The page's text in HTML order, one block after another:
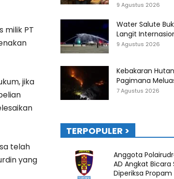
milik PT
jika
telah
yang
9 Agustus 2026
Water Salute
Langit
9 Agustus 2026
Kebakaran
Pagimana
7 Agustus 2026
TERPOPULER >
Anggota
AD Angkat Bicara
Diperiksa Propam